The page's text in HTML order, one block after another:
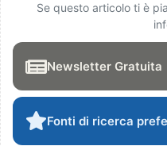
Se questo articolo ti è
Newsletter Gratuita
Fonti di ricerca